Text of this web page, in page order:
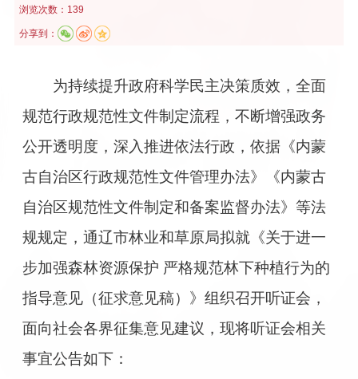
浏览次数：139
分享到：
为持续提升政府科学民主决策质效，全面
规范行政规范性文件制定流程，不断增强政务
公开透明度，深入推进依法行政，依据《内蒙
古自治区行政规范性文件管理办法》《内蒙古
自治区规范性文件制定和备案监督办法》等法
规规定，通辽市林业和草原局拟就《关于进一
步加强森林资源保护 严格规范林下种植行为的
指导意见（征求意见稿）》组织召开听证会，
面向社会各界征集意见建议，现将听证会相关
事宜公告如下：